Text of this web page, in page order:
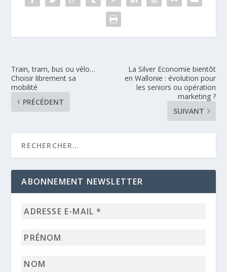
Train, tram, bus ou vélo…
Choisir librement sa
mobilité
PRÉCÉDENT
La Silver Economie bientôt
en Wallonie : évolution pour
les seniors ou opération
marketing ?
SUIVANT
ABONNEMENT NEWSLETTER
Adresse
*
Prénom
Nom